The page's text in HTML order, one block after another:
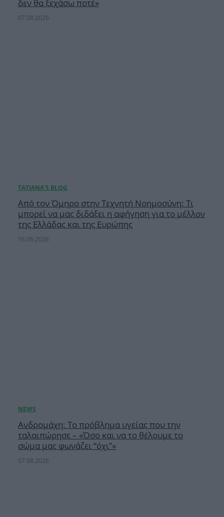
δεν θα ξεχάσω ποτέ»
07.08.2026
Από τον Όμηρο στην Τεχνητή Νοημοσύνη: Τι
μπορεί να μας διδάξει η αφήγηση για το μέλλον
της Ελλάδας και της Ευρώπης
16.06.2026
Ανδρομάχη: Το πρόβλημα υγείας που την
ταλαιπώρησε – «Όσο και να το θέλουμε το
σώμα μας φωνάζει “όχι”»
07.08.2026